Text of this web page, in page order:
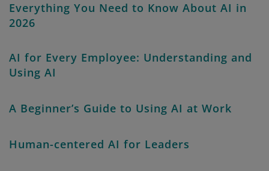
Everything You Need to Know About AI in
2026
AI for Every Employee: Understanding and
Using AI
A Beginner’s Guide to Using AI at Work
Human-centered AI for Leaders